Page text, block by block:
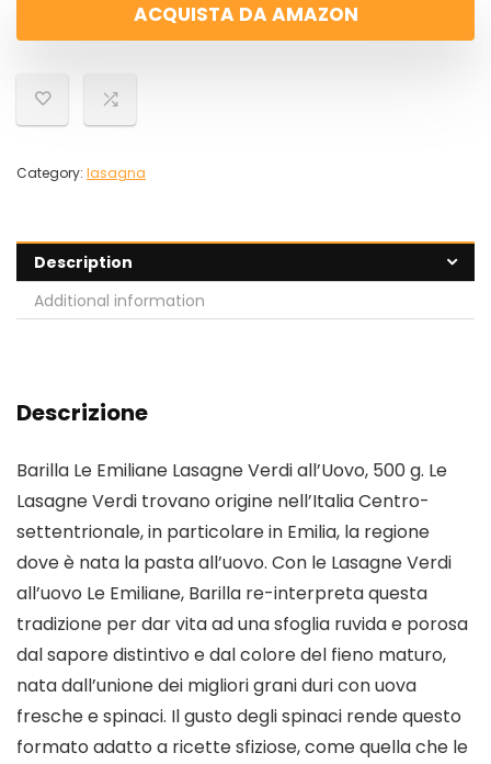
ACQUISTA DA AMAZON
Category: lasagna
Description
Additional information
Descrizione
Barilla Le Emiliane Lasagne Verdi all’Uovo, 500 g. Le
Lasagne Verdi trovano origine nell’Italia Centro-
settentrionale, in particolare in Emilia, la regione
dove è nata la pasta all’uovo. Con le Lasagne Verdi
all’uovo Le Emiliane, Barilla re-interpreta questa
tradizione per dar vita ad una sfoglia ruvida e porosa
dal sapore distintivo e dal colore del fieno maturo,
nata dall’unione dei migliori grani duri con uova
fresche e spinaci. Il gusto degli spinaci rende questo
formato adatto a ricette sfiziose, come quella che le